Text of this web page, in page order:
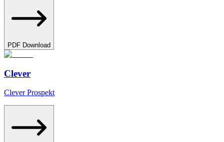
PDF Download
Clever
Clever Prospekt